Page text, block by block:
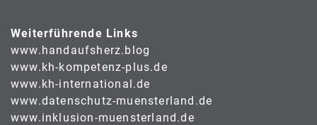
Weiterführende Links
www.handaufsherz.blog
www.kh-kompetenz-plus.de
www.kh-international.de
www.datenschutz-muensterland.de
www.inklusion-muensterland.de